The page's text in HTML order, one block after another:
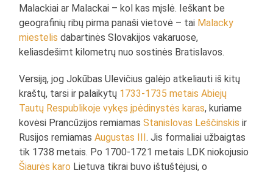
Malackiai ar Malackai – kol kas mįslė. Ieškant be
geografinių ribų pirma panaši vietovė – tai Malacky
miestelis dabartinės Slovakijos vakaruose,
keliasdešimt kilometrų nuo sostinės Bratislavos.
Versiją, jog Jokūbas Ulevičius galėjo atkeliauti iš kitų
kraštų, tarsi ir palaikytų 1733-1735 metais Abiejų
Tautų Respublikoje vykęs įpėdinystės karas, kuriame
kovėsi Prancūzijos remiamasStanislovas Leščinskis ir
Rusijos remiamasAugustas III. Jis formaliai užbaigtas
tik 1738 metais. Po 1700-1721 metais LDK niokojusio
Šiaurės karo Lietuva tikrai buvo ištuštėjusi, o